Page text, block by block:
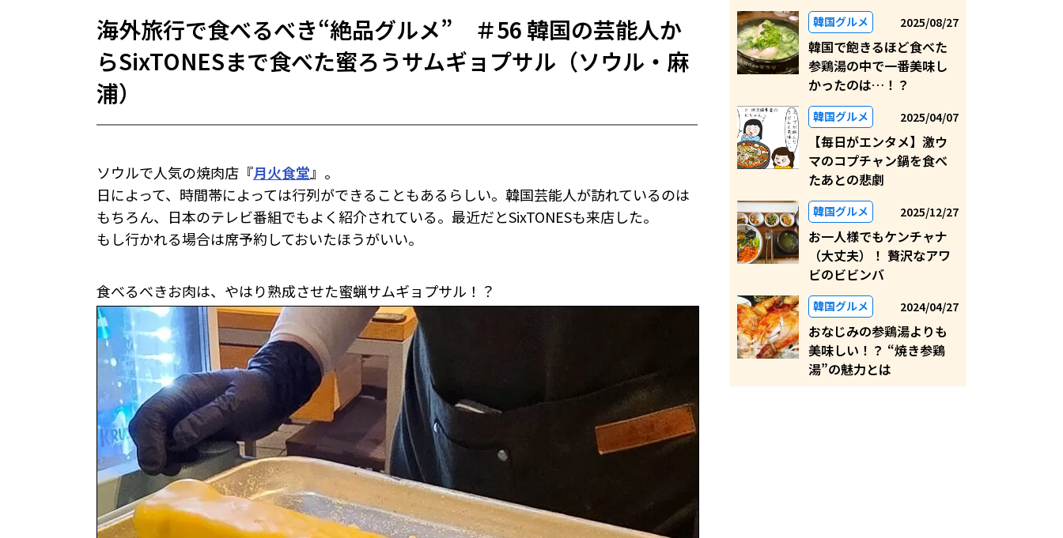
海外旅行で食べるべき“絶品グルメ” ＃56 韓国の芸能人か
らSixTONESまで食べた蜜ろうサムギョプサル（ソウル・麻
浦）
ソウルで人気の焼肉店『月火食堂』。
日によって、時間帯によっては行列ができることもあるらしい。韓国芸能人が訪れているのは
もちろん、日本のテレビ番組でもよく紹介されている。最近だとSixTONESも来店した。
もし行かれる場合は席予約しておいたほうがいい。
食べるべきお肉は、やはり熟成させた蜜蝋サムギョプサル！？
韓国グルメ 2025/08/27
韓国で飽きるほど食べた
参鶏湯の中で一番美味し
かったのは…！？
韓国グルメ 2025/04/07
【毎日がエンタメ】激ウ
マのコプチャン鍋を食べ
たあとの悲劇
韓国グルメ 2025/12/27
お一人様でもケンチャナ
（大丈夫）！ 贅沢なアワ
ビのビビンバ
韓国グルメ 2024/04/27
おなじみの参鶏湯よりも
美味しい！？ “焼き参鶏
湯”の魅力とは